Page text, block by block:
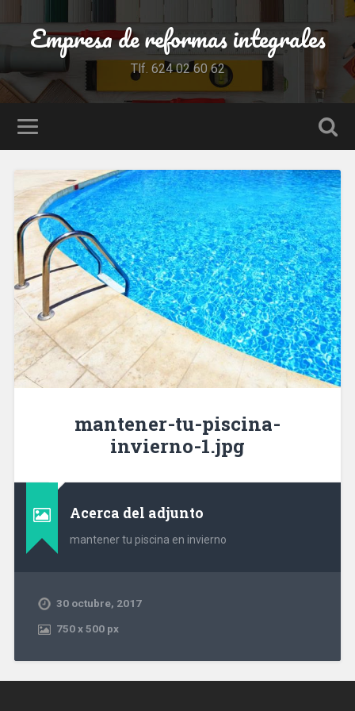
Empresa de reformas integrales
Tlf. 624 02 60 62
mantener-tu-piscina-
invierno-1.jpg
Acerca del adjunto
mantener tu piscina en invierno
30 octubre, 2017
750x500 px